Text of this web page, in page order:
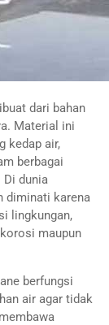
dari bahan
Material ini
kedap air,
berbagai
dunia
diminati karena
lingkungan,
maupun
berfungsi
air agar tidak